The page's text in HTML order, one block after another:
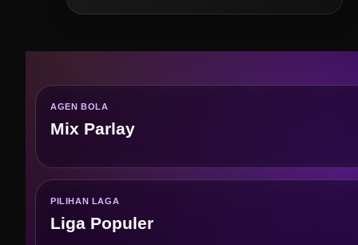
AGEN BOLA
Mix Parlay
PILIHAN LAGA
Liga Populer